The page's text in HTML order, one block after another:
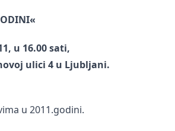
u 16.00 sati,
ulici 4 u Ljubljani.
u 2011.godini.